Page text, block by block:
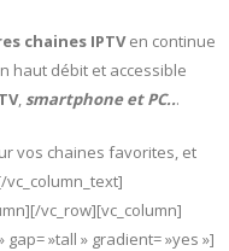
chaines IPTVen continue
haut débit et accessible
,smartphone et PC...
vos chaines favorites, et
vc_column_text]
vc_row][vc_column]
»tall » gradient= »yes »]